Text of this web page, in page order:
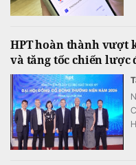
HPT hoàn thành vượt
và tăng tốc chiến lược